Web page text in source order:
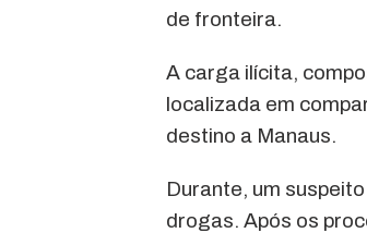
de fronteira.
A carga ilícita,
localizada em
destino a Manaus.
Durante, um
drogas. Após os